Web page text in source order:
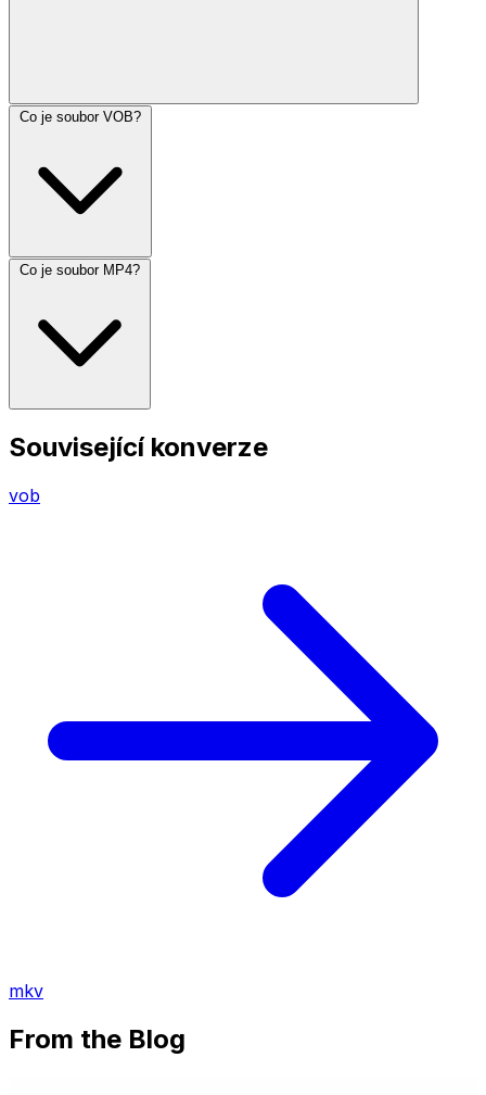
Co je soubor VOB?
Co je soubor MP4?
Související konverze
vob
mkv
From the Blog